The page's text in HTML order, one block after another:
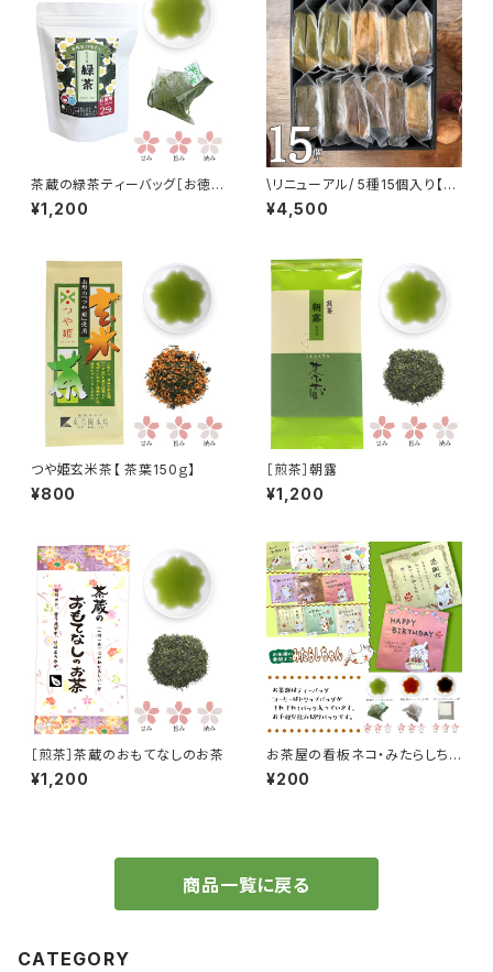
茶蔵の緑茶ティーバッグ［お徳用
25P入］
¥1,200
\リニューアル/ 5種15個入り【和
のシフォンケーキ詰合せ】
¥4,500
つや姫玄米茶【 茶葉150ｇ】
¥800
［煎茶］朝露
¥1,200
［煎茶］茶蔵のおもてなしのお茶
¥1,200
お茶屋の看板ネコ・みたらしちゃ
んのメッセージティー
¥200
商品一覧に戻る
CATEGORY